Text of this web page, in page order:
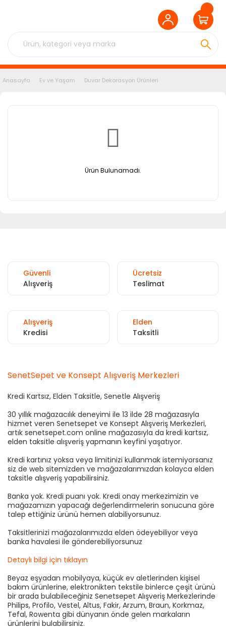
Anasayfa Ev ve Yaşam Duvar Dekorasyon Ürünleri
Ürün Bulunamadı.
Güvenli
Alışveriş
Ücretsiz
Teslimat
Alışveriş
Kredisi
Elden
Taksitli
SenetSepet ve Konsept Alışveriş Merkezleri
Kredi Kartsız, Elden Taksitle, Senetle Alışveriş
30 yıllık mağazacılık deneyimi ile 13 ilde 28 mağazasıyla
hizmet veren Senetsepet ve Konsept Alışveriş Merkezleri,
artık senetsepet.com online mağazasıyla da kredi kartsız,
elden taksitle alışveriş yapmanın keyfini yaşatıyor.
Kredi kartınız yoksa veya limitinizi kullanmak istemiyorsanız
siz de web sitemizden ve mağazalarımızdan kolayca elden
taksitle alışveriş yapabilirsiniz.
Banka yok. Kredi puanı yok. Kredi onay merkezimizin ve
mağazamızın yapacağı değerlendirmelerin sonucuna göre
talep ettiğiniz ürünü hemen alabiliyorsunuz.
Taksitlerinizi mağazalarımızda elden ödeyebiliyor veya
banka havalesi ile gönderebiliyorsunuz
Detaylı bilgi için tıklayın
Beyaz eşyadan mobilyaya, küçük ev aletlerinden kişisel
bakım ürünlerine, elektronikten tekstile binlerce çeşit ürünü
bir arada bulabileceğiniz Senetsepet Alışveriş Merkezlerinde
Philips, Profilo, Vestel, Altus, Fakir, Arzum, Braun, Korkmaz,
Tefal, Rowenta gibi dünyanın önde gelen markaların
ürünlerini bulabilirsiniz.